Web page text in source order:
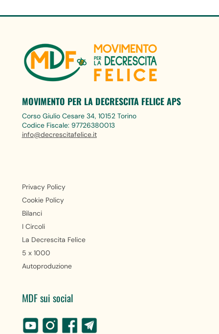
MOVIMENTO PER LA DECRESCITA FELICE APS
Corso Giulio Cesare 34, 10152 Torino
Codice Fiscale: 97726380013
info@decrescitafelice.it
Privacy Policy
Cookie Policy
Bilanci
I Circoli
La Decrescita Felice
5 x 1000
Autoproduzione
MDF sui social